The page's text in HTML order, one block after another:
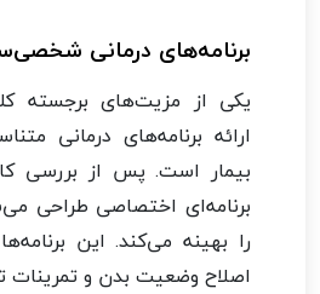
برنامه‌های درمانی
یکی از مزیت‌های برجسته
ارائه برنامه‌های درمانی
بیمار است. پس از بررسی
برنامه‌ای اختصاصی طراحی
را بهینه می‌کند. این
اصلاح وضعیت بدن و